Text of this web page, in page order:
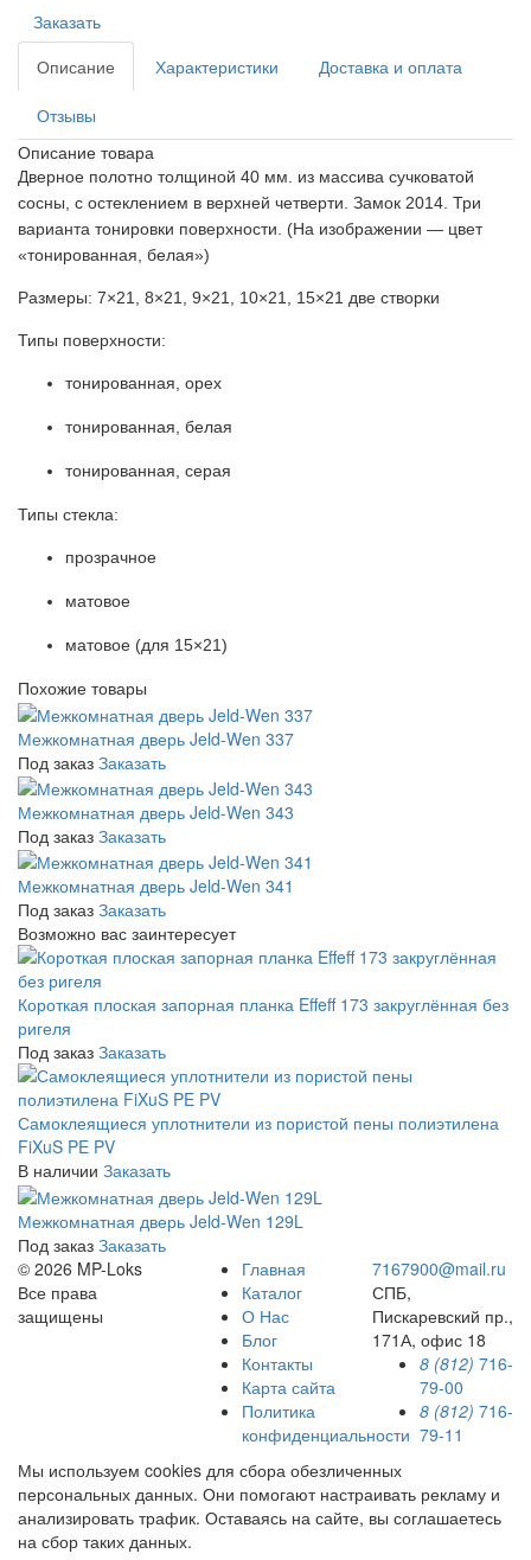
Заказать
Описание
Характеристики Доставка и оплата
Отзывы
Описание товара
Дверное полотно толщиной 40 мм. из массива сучковатой
сосны, с остеклением в верхней четверти. Замок 2014. Три
варианта тонировки поверхности. (На изображении — цвет
«тонированная, белая»)
Размеры: 7×21, 8×21, 9×21, 10×21, 15×21 две створки
Типы поверхности:
тонированная, орех
тонированная, белая
тонированная, серая
Типы стекла:
прозрачное
матовое
матовое (для 15×21)
Похожие товары
Межкомнатная дверь Jeld-Wen 337
Под заказ Заказать
Межкомнатная дверь Jeld-Wen 343
Под заказ Заказать
Межкомнатная дверь Jeld-Wen 341
Под заказ Заказать
Возможно вас заинтересует
Короткая плоская запорная планка Effeff 173 закруглённая без
ригеля
Под заказ Заказать
Самоклеящиеся уплотнители из пористой пены полиэтилена
FiXuS PE PV
В наличии Заказать
Межкомнатная дверь Jeld-Wen 129L
Под заказ Заказать
© 2026 MP-Loks
Все права
защищены
Главная
Каталог
О Нас
Блог
Контакты
Карта сайта
Политика
конфиденциальности
7167900@mail.ru
СПБ,
Пискаревский пр.,
171А, офис 18
8 (812) 716-
79-00
8 (812) 716-
79-11
Мы используем cookies для сбора обезличенных
персональных данных. Они помогают настраивать рекламу и
анализировать трафик. Оставаясь на сайте, вы соглашаетесь
на сбор таких данных.